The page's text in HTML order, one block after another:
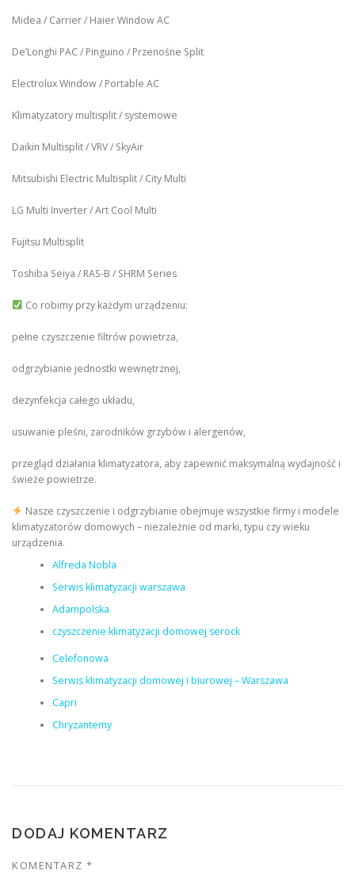
Midea / Carrier / Haier Window AC
De’Longhi PAC / Pinguino / Przenośne Split
Electrolux Window / Portable AC
Klimatyzatory multisplit / systemowe
Daikin Multisplit / VRV / SkyAir
Mitsubishi Electric Multisplit / City Multi
LG Multi Inverter / Art Cool Multi
Fujitsu Multisplit
Toshiba Seiya / RAS-B / SHRM Series
Co robimy przy każdym urządzeniu:
pełne czyszczenie filtrów powietrza,
odgrzybianie jednostki wewnętrznej,
dezynfekcja całego układu,
usuwanie pleśni, zarodników grzybów i alergenów,
przegląd działania klimatyzatora, aby zapewnić maksymalną wydajność i
świeże powietrze.
Nasze czyszczenie i odgrzybianie obejmuje wszystkie firmy i modele
klimatyzatorów domowych – niezależnie od marki, typu czy wieku
urządzenia.
Alfreda Nobla
Serwis klimatyzacji warszawa
Adampolska
czyszczenie klimatyzacji domowej serock
Celefonowa
Serwis klimatyzacji domowej i biurowej – Warszawa
Capri
Chryzantemy
DODAJ KOMENTARZ
KOMENTARZ *